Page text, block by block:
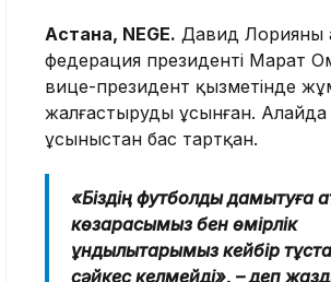
Астана, NEGE. Давид
федерация президенті Марат
вице-президент қызметінде
жалғастыруды ұсынған. Алайда
ұсыныстан бас тартқан.
«Біздің футболды дамытуға
көзқарасымыз бен өмірлік
құндылықтарымыз кейбір
сәйкес келмейді», – деп